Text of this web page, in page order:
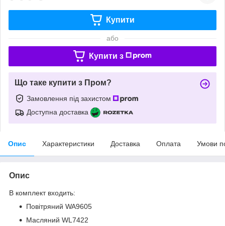
Купити
або
Купити з
Що таке купити з Пром?
Замовлення під захистом
Доступна доставка
Опис Характеристики Доставка Оплата Умови
Опис
В комплект входить:
Повітряний WA9605
Масляний WL7422